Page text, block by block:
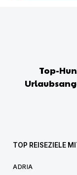
Top-
TOP REISEZIELE
ADRIA